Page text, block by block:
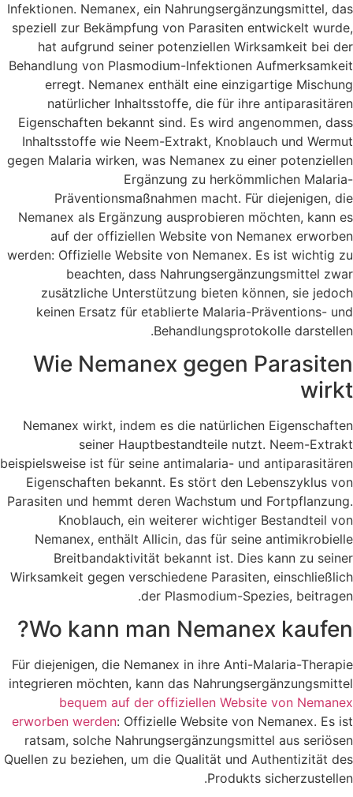
Infektionen. Nemanex, ein Nahrungsergänzungsmittel, das
speziell zur Bekämpfung von Parasiten entwickelt wurde,
hat aufgrund seiner potenziellen Wirksamkeit bei der
Behandlung von Plasmodium-Infektionen Aufmerksamkeit
erregt. Nemanex enthält eine einzigartige Mischung
natürlicher Inhaltsstoffe, die für ihre antiparasitären
Eigenschaften bekannt sind. Es wird angenommen, dass
Inhaltsstoffe wie Neem-Extrakt, Knoblauch und Wermut
gegen Malaria wirken, was Nemanex zu einer potenziellen
Ergänzung zu herkömmlichen Malaria-
Präventionsmaßnahmen macht. Für diejenigen, die
Nemanex als Ergänzung ausprobieren möchten, kann es
auf der offiziellen Website von Nemanex erworben
werden: Offizielle Website von Nemanex. Es ist wichtig zu
beachten, dass Nahrungsergänzungsmittel zwar
zusätzliche Unterstützung bieten können, sie jedoch
keinen Ersatz für etablierte Malaria-Präventions- und
Behandlungsprotokolle darstellen.
Wie Nemanex gegen Parasiten
wirkt
Nemanex wirkt, indem es die natürlichen Eigenschaften
seiner Hauptbestandteile nutzt. Neem-Extrakt
beispielsweise ist für seine antimalaria- und antiparasitären
Eigenschaften bekannt. Es stört den Lebenszyklus von
Parasiten und hemmt deren Wachstum und Fortpflanzung.
Knoblauch, ein weiterer wichtiger Bestandteil von
Nemanex, enthält Allicin, das für seine antimikrobielle
Breitbandaktivität bekannt ist. Dies kann zu seiner
Wirksamkeit gegen verschiedene Parasiten, einschließlich
der Plasmodium-Spezies, beitragen.
Wo kann man Nemanex kaufen?
Für diejenigen, die Nemanex in ihre Anti-Malaria-Therapie
integrieren möchten, kann das Nahrungsergänzungsmittel
bequem auf der offiziellen Website von Nemanex
erworben werden: Offizielle Website von Nemanex. Es ist
ratsam, solche Nahrungsergänzungsmittel aus seriösen
Quellen zu beziehen, um die Qualität und Authentizität des
Produkts sicherzustellen.